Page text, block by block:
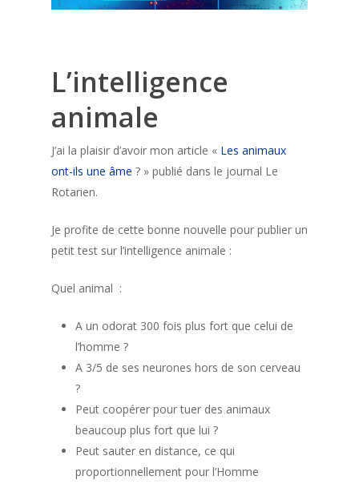
L’intelligence
animale
J’ai la plaisir d’avoir mon article « Les animaux
ont-ils une âme ? » publié dans le journal Le
Rotarien.
Je profite de cette bonne nouvelle pour publier un
petit test sur l’intelligence animale :
Quel animal :
A un odorat 300 fois plus fort que celui de
l’homme ?
A 3/5 de ses neurones hors de son cerveau
?
Peut coopérer pour tuer des animaux
beaucoup plus fort que lui ?
Peut sauter en distance, ce qui
proportionnellement pour l’Homme